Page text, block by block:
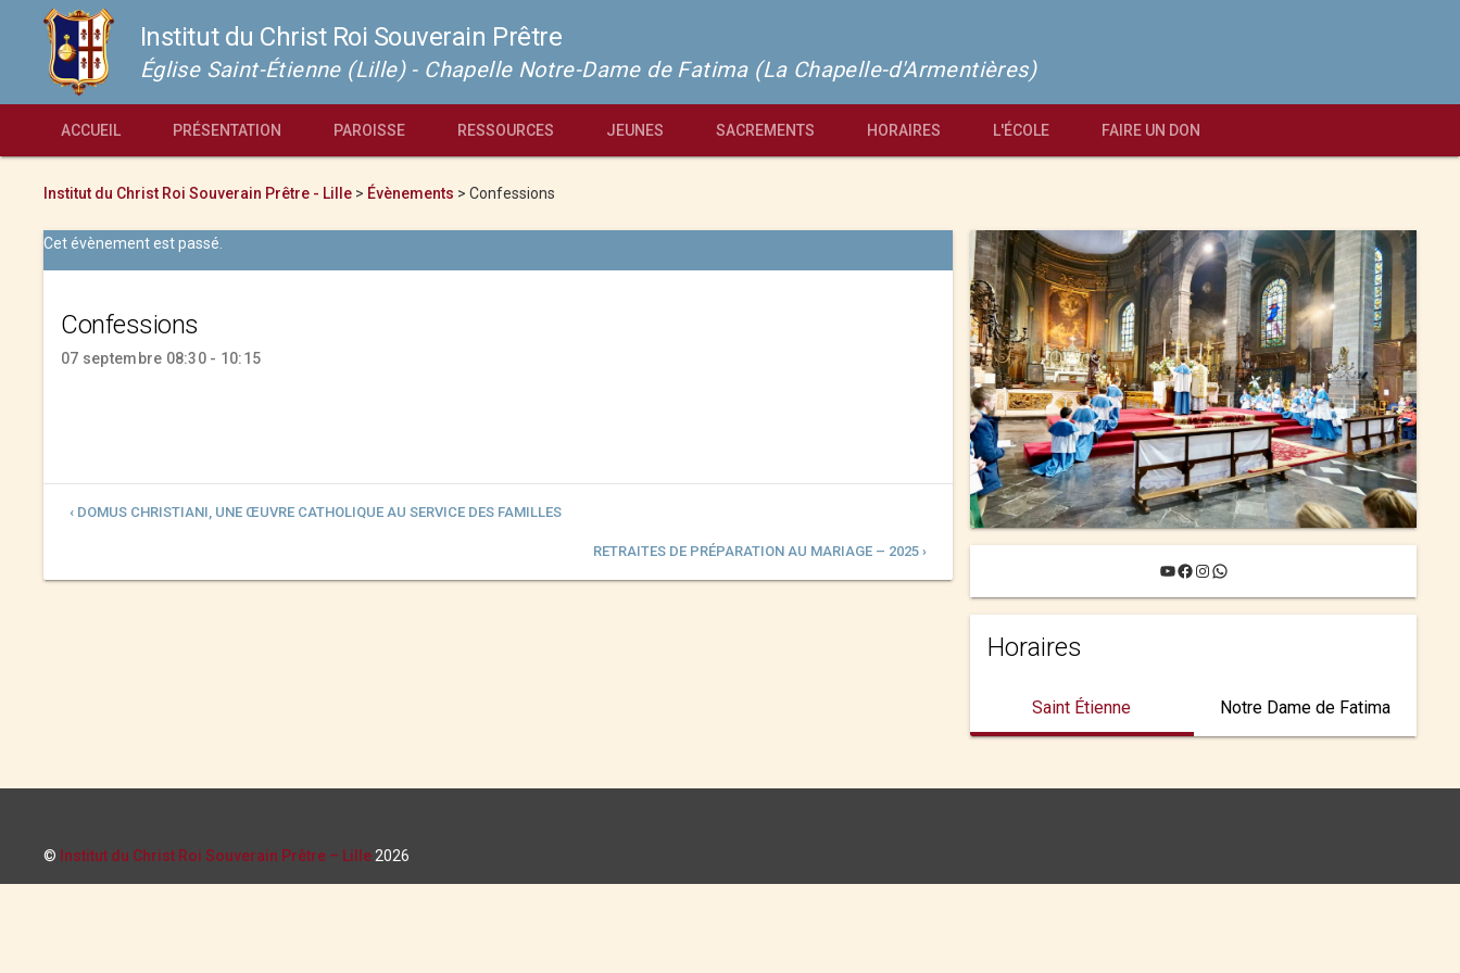
Institut du Christ Roi Souverain Prêtre
Église Saint-Étienne (Lille) - Chapelle Notre-Dame de Fatima (La Chapelle-d'Armentières)
ACCUEIL PRÉSENTATION PAROISSE RESSOURCES JEUNES SACREMENTS HORAIRES L'ÉCOLE FAIRE UN DON
Institut du Christ Roi Souverain Prêtre - Lille > Évènements > Confessions
Cet évènement est passé.
Confessions
07 septembre 08:30 - 10:15
‹ DOMUS CHRISTIANI, UNE ŒUVRE CATHOLIQUE AU SERVICE DES FAMILLES
RETRAITES DE PRÉPARATION AU MARIAGE – 2025 ›
YouTube
Facebook
Instagram
WhatsApp
Horaires
Saint Étienne Notre Dame de Fatima
© Institut du Christ Roi Souverain Prêtre – Lille 2026